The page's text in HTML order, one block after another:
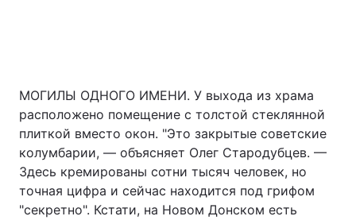
МОГИЛЫ ОДНОГО ИМЕНИ. У выхода из храма
расположено помещение с толстой стеклянной
плиткой вместо окон. "Это закрытые советские
колумбарии, — объясняет Олег Стародубцев. —
Здесь кремированы сотни тысяч человек, но
точная цифра и сейчас находится под грифом
"секретно". Кстати, на Новом Донском есть